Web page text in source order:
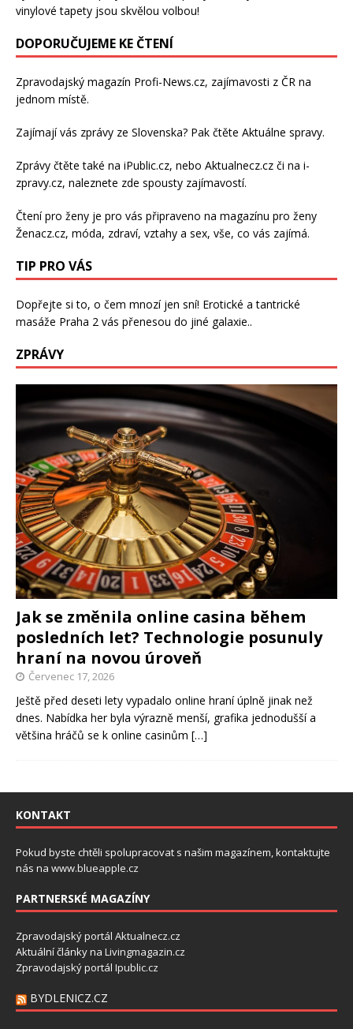
vinylové tapety jsou skvělou volbou!
DOPORUČUJEME KE ČTENÍ
Zpravodajský magazín Profi-News.cz, zajímavosti z ČR na
jednom místě.
Zajímají vás zprávy ze Slovenska? Pak čtěte Aktuálne spravy.
Zprávy čtěte také na iPublic.cz, nebo Aktualnecz.cz či na i-
zpravy.cz, naleznete zde spousty zajímavostí.
Čtení pro ženy je pro vás připraveno na magazínu pro ženy
Ženacz.cz, móda, zdraví, vztahy a sex, vše, co vás zajímá.
TIP PRO VÁS
Dopřejte si to, o čem mnozí jen sní! Erotické a tantrické
masáže Praha 2 vás přenesou do jiné galaxie..
ZPRÁVY
Jak se změnila online casina během
posledních let? Technologie posunuly
hraní na novou úroveň
Červenec 17, 2026
Ještě před deseti lety vypadalo online hraní úplně jinak než
dnes. Nabídka her byla výrazně menší, grafika jednodušší a
většina hráčů se k online casinům […]
KONTAKT
Pokud byste chtěli spolupracovat s našim magazínem, kontaktujte
nás na www.blueapple.cz
PARTNERSKÉ MAGAZÍNY
Zpravodajský portál Aktualnecz.cz
Aktuální články na Livingmagazin.cz
Zpravodajský portál Ipublic.cz
BYDLENICZ.CZ